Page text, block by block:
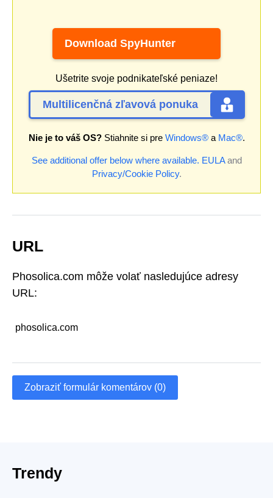
Download SpyHunter
Ušetrite svoje podnikateľské peniaze!
Multilicenčná zľavová ponuka
Nie je to váš OS?Stiahnite si pre Windows®a Mac®.
See additional offer below where available. EULAand
Privacy/Cookie Policy.
URL
Phosolica.com môže volať nasledujúce adresy
URL:
phosolica.com
Zobraziť formulár komentárov (0)
Trendy